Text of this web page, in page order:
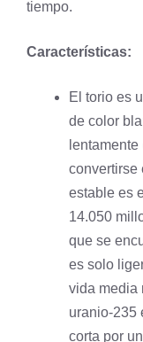
tiempo.
Características:
El torio es
de color
convertirse
estable es
14.050
que se
es solo
vida media
uranio-235
corta por